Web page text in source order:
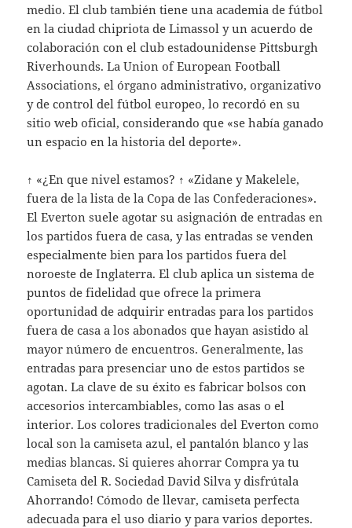
medio. El club también tiene una academia de fútbol
en la ciudad chipriota de Limassol y un acuerdo de
colaboración con el club estadounidense Pittsburgh
Riverhounds. La Union of European Football
Associations, el órgano administrativo, organizativo
y de control del fútbol europeo, lo recordó en su
sitio web oficial, considerando que «se había ganado
un espacio en la historia del deporte».
↑ «¿En que nivel estamos? ↑ «Zidane y Makelele,
fuera de la lista de la Copa de las Confederaciones».
El Everton suele agotar su asignación de entradas en
los partidos fuera de casa, y las entradas se venden
especialmente bien para los partidos fuera del
noroeste de Inglaterra. El club aplica un sistema de
puntos de fidelidad que ofrece la primera
oportunidad de adquirir entradas para los partidos
fuera de casa a los abonados que hayan asistido al
mayor número de encuentros. Generalmente, las
entradas para presenciar uno de estos partidos se
agotan. La clave de su éxito es fabricar bolsos con
accesorios intercambiables, como las asas o el
interior. Los colores tradicionales del Everton como
local son la camiseta azul, el pantalón blanco y las
medias blancas. Si quieres ahorrar Compra ya tu
Camiseta del R. Sociedad David Silva y disfrútala
Ahorrando! Cómodo de llevar, camiseta perfecta
adecuada para el uso diario y para varios deportes.